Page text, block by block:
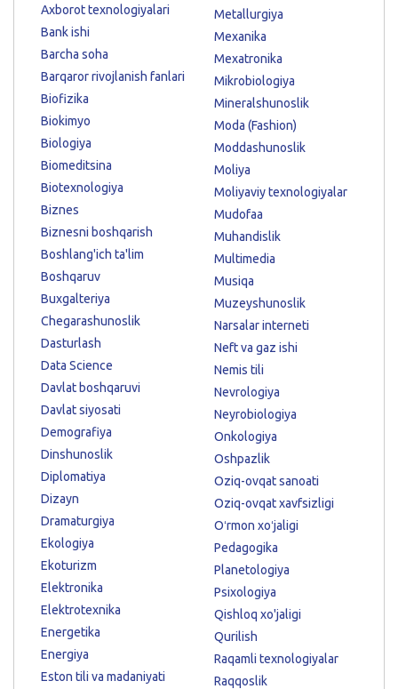
Axborot texnologiyalari
Bank ishi
Barcha soha
Barqaror rivojlanish fanlari
Biofizika
Biokimyo
Biologiya
Biomeditsina
Biotexnologiya
Biznes
Biznesni boshqarish
Boshlang'ich ta'lim
Boshqaruv
Buxgalteriya
Chegarashunoslik
Dasturlash
Data Science
Davlat boshqaruvi
Davlat siyosati
Demografiya
Dinshunoslik
Diplomatiya
Dizayn
Dramaturgiya
Ekologiya
Ekoturizm
Elektronika
Elektrotexnika
Energetika
Energiya
Eston tili va madaniyati
Metallurgiya
Mexanika
Mexatronika
Mikrobiologiya
Mineralshunoslik
Moda (Fashion)
Moddashunoslik
Moliya
Moliyaviy texnologiyalar
Mudofaa
Muhandislik
Multimedia
Musiqa
Muzeyshunoslik
Narsalar interneti
Neft va gaz ishi
Nemis tili
Nevrologiya
Neyrobiologiya
Onkologiya
Oshpazlik
Oziq-ovqat sanoati
Oziq-ovqat xavfsizligi
Oʻrmon xoʻjaligi
Pedagogika
Planetologiya
Psixologiya
Qishloq xo'jaligi
Qurilish
Raqamli texnologiyalar
Raqqoslik